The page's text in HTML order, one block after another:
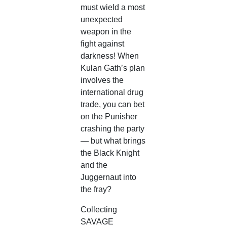
must wield a most
unexpected
weapon in the
fight against
darkness! When
Kulan Gath’s plan
involves the
international drug
trade, you can bet
on the Punisher
crashing the party
— but what brings
the Black Knight
and the
Juggernaut into
the fray?
Collecting
SAVAGE